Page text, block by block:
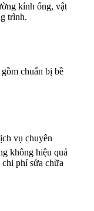
kính ống, vật
trình.
chuẩn bị bề
vụ chuyên
không hiệu quả
chi phí sửa chữa